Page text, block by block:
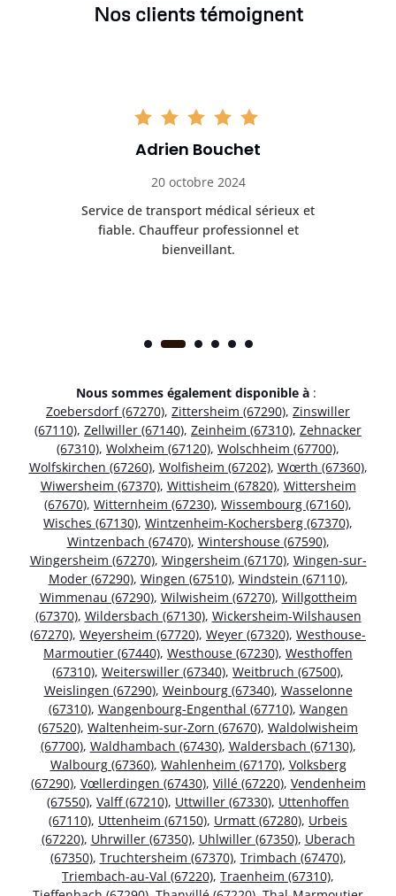
Nos clients témoignent
Adrien Bouchet
20 octobre 2024
Service de transport médical sérieux et
fiable. Chauffeur professionnel et
bienveillant.
Nous sommes également disponible à :
Zoebersdorf (67270), Zittersheim (67290), Zinswiller
(67110), Zellwiller (67140), Zeinheim (67310), Zehnacker
(67310), Wolxheim (67120), Wolschheim (67700),
Wolfskirchen (67260), Wolfisheim (67202), Wœrth (67360),
Wiwersheim (67370), Wittisheim (67820), Wittersheim
(67670), Witternheim (67230), Wissembourg (67160),
Wisches (67130), Wintzenheim-Kochersberg (67370),
Wintzenbach (67470), Wintershouse (67590),
Wingersheim (67270), Wingersheim (67170), Wingen-sur-
Moder (67290), Wingen (67510), Windstein (67110),
Wimmenau (67290), Wilwisheim (67270), Willgottheim
(67370), Wildersbach (67130), Wickersheim-Wilshausen
(67270), Weyersheim (67720), Weyer (67320), Westhouse-
Marmoutier (67440), Westhouse (67230), Westhoffen
(67310), Weiterswiller (67340), Weitbruch (67500),
Weislingen (67290), Weinbourg (67340), Wasselonne
(67310), Wangenbourg-Engenthal (67710), Wangen
(67520), Waltenheim-sur-Zorn (67670), Waldolwisheim
(67700), Waldhambach (67430), Waldersbach (67130),
Walbourg (67360), Wahlenheim (67170), Volksberg
(67290), Vœllerdingen (67430), Villé (67220), Vendenheim
(67550), Valff (67210), Uttwiller (67330), Uttenhoffen
(67110), Uttenheim (67150), Urmatt (67280), Urbeis
(67220), Uhrwiller (67350), Uhlwiller (67350), Uberach
(67350), Truchtersheim (67370), Trimbach (67470),
Triembach-au-Val (67220), Traenheim (67310),